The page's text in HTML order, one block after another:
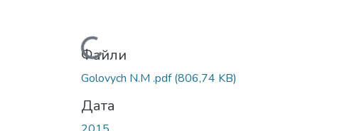
Вантажиться...
Файли
Golovych N.M .pdf(806,74 KB)
Дата